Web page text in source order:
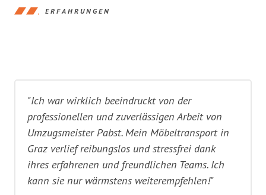
ERFAHRUNGEN
"Ich war wirklich beeindruckt von der
professionellen und zuverlässigen Arbeit von
Umzugsmeister Pabst. Mein Möbeltransport in
Graz verlief reibungslos und stressfrei dank
ihres erfahrenen und freundlichen Teams. Ich
kann sie nur wärmstens weiterempfehlen!"